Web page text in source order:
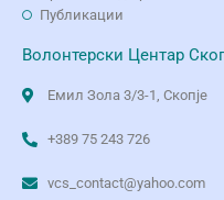
Публикации
Волонтерски Центар
Емил Зола 3/3-1, Скопје
+389 75 243 726
vcs_contact@yahoo.com